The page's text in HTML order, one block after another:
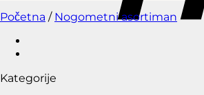
Početna / Nogometni asortiman
Kategorije